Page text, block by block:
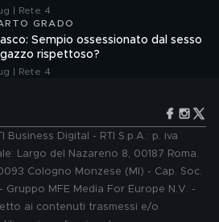
| Rete 4
GRADO
Sempio ossessionato dal sesso
rispettoso?
| Rete 4
Business Digital - RTI S.p.A.: p. iva
Largo del Nazareno 8, 00187 Roma.
Cologno Monzese (MI) - Cap. Soc.
MFE Media For Europe N.V. -
ai contenuti trasmessi e/o